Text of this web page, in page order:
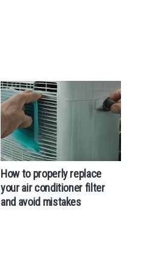
How to properly replace
your air conditioner filter
and avoid mistakes